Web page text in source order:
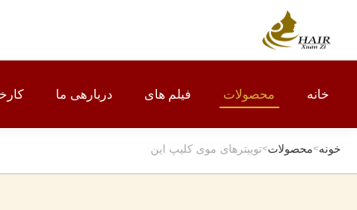
خانه محصولات فیلم های دربارهی ما
خونه>محصولات>توییترهای موی کلیپ این